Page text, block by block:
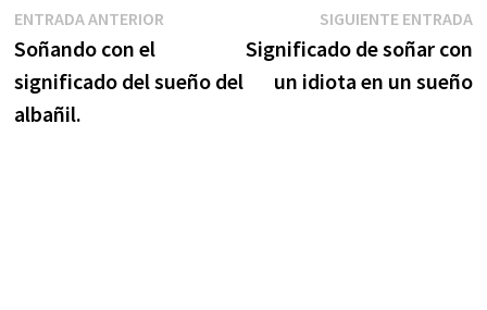
Navegación
de
entradas
ENTRADA ANTERIOREntrada
Soñando con el
significado del sueño del
albañil.
SIGUIENTE ENTRADA
Significado de soñar con
un idiota en un sueño